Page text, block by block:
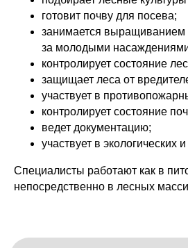
готовит почву для посева;
занимается выращиванием
за молодыми
контролирует состояние
защищает леса от
участвует в
контролирует состояние
ведет документацию;
участвует в экологических
Специалисты работают как в
непосредственно в лесных